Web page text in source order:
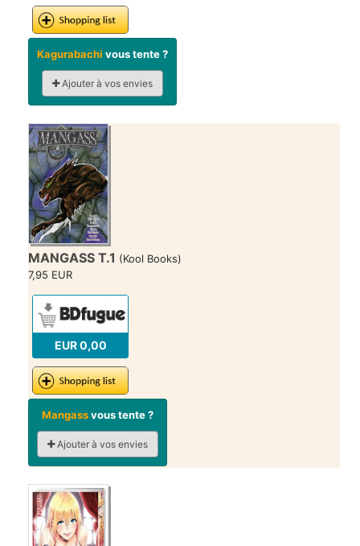
Kagurabachi vous tente ?
Ajouter à vos envies
MANGASS T.1 (Kool Books)
7,95 EUR
EUR 0,00
Mangassvous tente ?
Ajouter à vos envies